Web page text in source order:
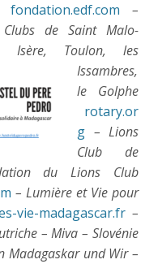
fondation.edf.com
–
Clubs de Saint Malo-
Isère, Toulon, les
Issambres,
le Golphe
rotary.or
g – Lions
Club de
du Lions Club
– Lumière et Vie pour
vie-madagascar.fr –
– Miva – Slovénie
Madagaskar und Wir –